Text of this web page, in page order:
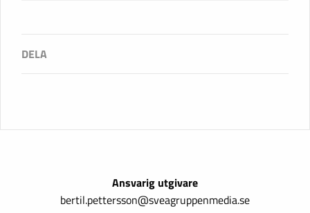
Ansvarig utgivare
bertil.pettersson@sveagruppenmedia.se